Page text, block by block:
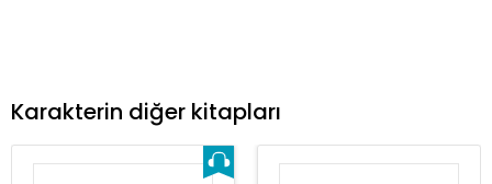
Karakterin diğer kitapları